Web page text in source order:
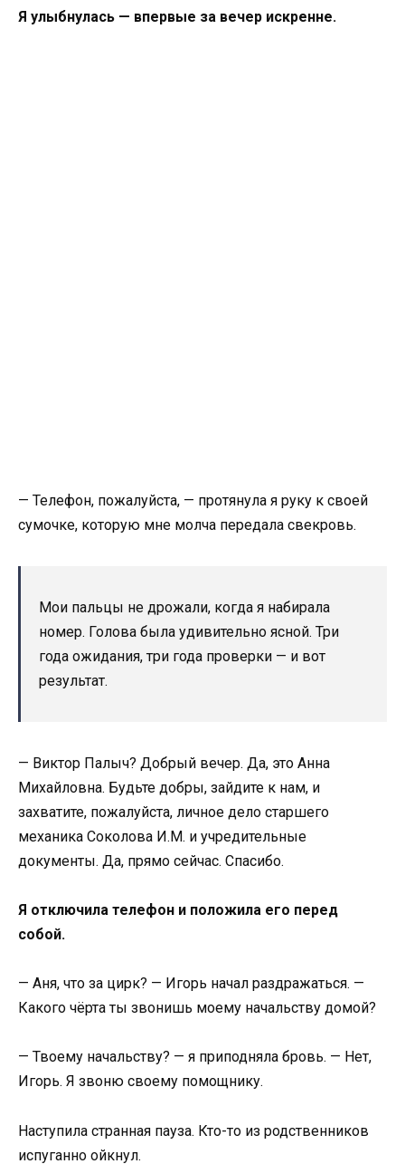
Я улыбнулась — впервые за вечер искренне.
— Телефон, пожалуйста, — протянула я руку к своей
сумочке, которую мне молча передала свекровь.
Мои пальцы не дрожали, когда я набирала
номер. Голова была удивительно ясной. Три
года ожидания, три года проверки — и вот
результат.
— Виктор Палыч? Добрый вечер. Да, это Анна
Михайловна. Будьте добры, зайдите к нам, и
захватите, пожалуйста, личное дело старшего
механика Соколова И.М. и учредительные
документы. Да, прямо сейчас. Спасибо.
Я отключила телефон и положила его перед
собой.
— Аня, что за цирк? — Игорь начал раздражаться. —
Какого чёрта ты звонишь моему начальству домой?
— Твоему начальству? — я приподняла бровь. — Нет,
Игорь. Я звоню своему помощнику.
Наступила странная пауза. Кто-то из родственников
испуганно ойкнул.